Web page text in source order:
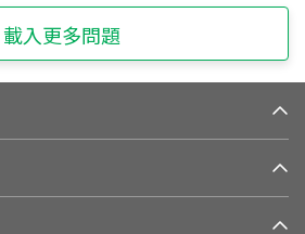
載入更多問題